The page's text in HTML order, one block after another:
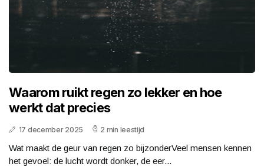
Waarom ruikt regen zo lekker en hoe
werkt dat precies
17 december 2025 2 min leestijd
Wat maakt de geur van regen zo bijzonderVeel mensen kennen
het gevoel: de lucht wordt donker, de eer...